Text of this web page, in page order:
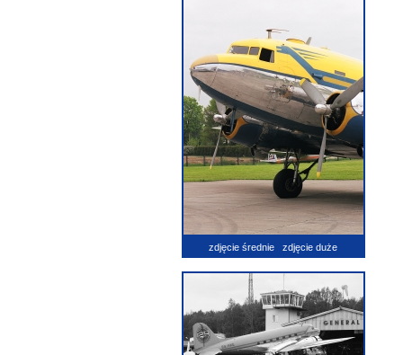
zdjęcie średnie zdjęcie duże